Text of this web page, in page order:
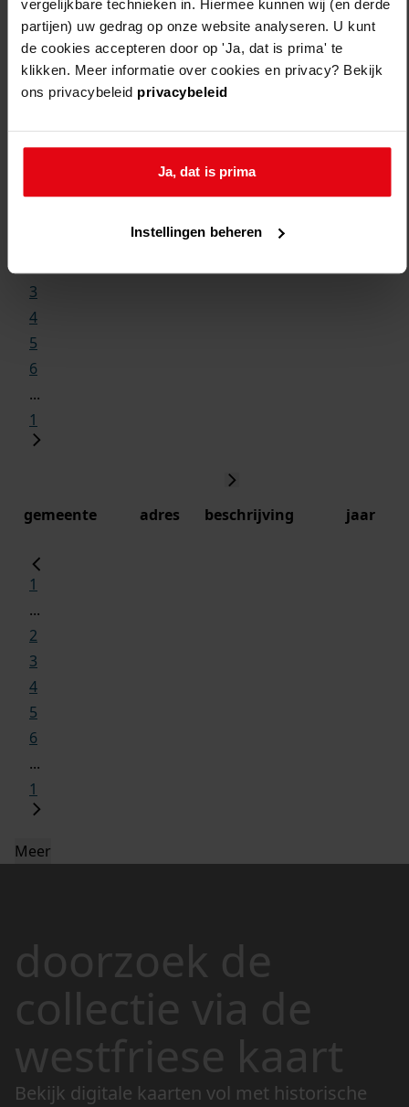
vergelijkbare technieken in. Hiermee kunnen wij (en derde
partijen) uw gedrag op onze website analyseren. U kunt
de cookies accepteren door op 'Ja, dat is prima' te
klikken. Meer informatie over cookies en privacy? Bekijk
ons privacybeleid privacybeleid
Ja, dat is prima
Instellingen beheren
3
4
5
6
...
1
gemeente adres beschrijving jaar
1
...
2
3
4
5
6
...
1
Meer
doorzoek de
collectie via de
westfriese kaart
Bekijk digitale kaarten vol met historische